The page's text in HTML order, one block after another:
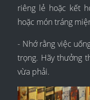
riêng lẻ hoặc kết
hoặc món tráng
- Nhớ rằng việc
trọng. Hãy thưởng
vừa phải.